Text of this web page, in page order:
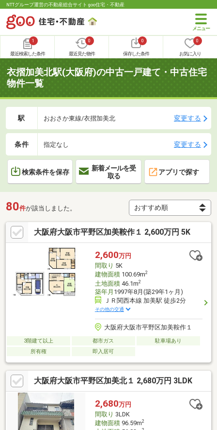
NTTグループ運営の不動産総合サイト goo住宅・不動産
1
最近検索した条件
0
最近見た物件
0
保存した条件
0
お気に入り
衣摺加美北駅(大阪府)の中古一戸建て・中古住宅
物件一覧
駅 おおさか東線/衣摺加美北 変更する
条件 指定なし 変更する
検索条件を保存
新着メールを受
取る
アプリで探す
80件が該当しました。
大阪府大阪市平野区加美鞍作１ 2,600万円 5K
2,600万円
間取り 5K
建物面積100.69m2
土地面積46.1m2
築年月 1997年8月(築29年1ヶ月)
ＪＲ関西本線 加美駅 徒歩2分
その他の交通
大阪府大阪市平野区加美鞍作１
3階建て以上 都市ガス
駐車場あり
所有権
即入居可
大阪府大阪市平野区加美北１ 2,680万円 3LDK
2,680万円
間取り 3LDK
建物面積96.59m2